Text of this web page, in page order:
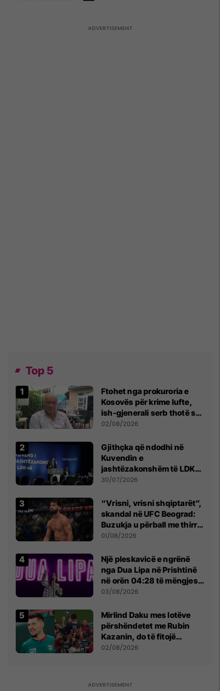
Top 5
Ftohet nga prokuroria e
Kosovës për krime lufte,
ish-gjenerali serb thotë se
dikush e tradhtoi në
02/08/2026
Gjithçka që ndodhi në
Kuvendin e
jashtëzakonshëm të LDK-
së
30/07/2026
“Vrisni, vrisni shqiptarët”,
skandal në UFC Beograd:
Buzukja u përball me thirrje
anti-shqiptare nga
01/08/2026
Një pleskavicë e ngrënë
nga Dua Lipa në Prishtinë
në orën 04:28 të mëngjesit
- dhe bota digjitale serbe
03/08/2026
Mirlind Daku mes lotëve
përshëndetet me Rubin
Kazanin, do të fitojë
miliona te Spartak Moska
02/08/2026